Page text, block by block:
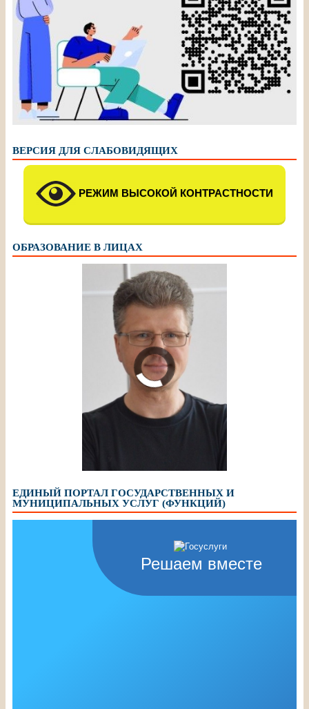
ВЕРСИЯ ДЛЯ СЛАБОВИДЯЩИХ
РЕЖИМ ВЫСОКОЙ КОНТРАСТНОСТИ
ОБРАЗОВАНИЕ В ЛИЦАХ
ЕДИНЫЙ ПОРТАЛ ГОСУДАРСТВЕННЫХ И
МУНИЦИПАЛЬНЫХ УСЛУГ (ФУНКЦИЙ)
Решаем вместе